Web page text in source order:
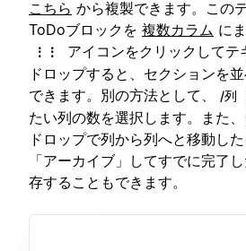
こちら から複製できます。この
ToDoブロックを 複数カラム に
⋮⋮
アイコンをクリックしてテ
ドロップすると、セクションを
できます。別の方法として、
/列
たい列の数を選択します。また
ドロップで列から列へと移動し
「アーカイブ」してすでに完了
存することもできます。